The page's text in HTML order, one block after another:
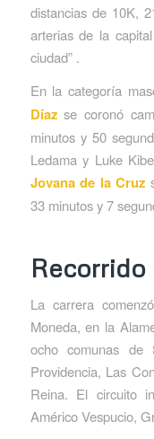
distancias de 10K,
arterias de la
ciudad” .
En la categoría
Díazse coronó
minutos y 50
Ledama y Luke
Jovana de la Cruz
33 minutos y 7
La carrera
Moneda, en la
ocho comunas de
Providencia, Las
Reina. El circuito
Américo Vespucio,